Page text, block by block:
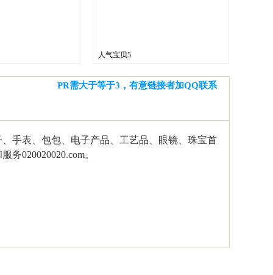
人气宝贝5
PR需大于等于3，有意链接者加QQ联系
手表、包包、电子产品、工艺品、眼镜、珠宝首
020020020.com。